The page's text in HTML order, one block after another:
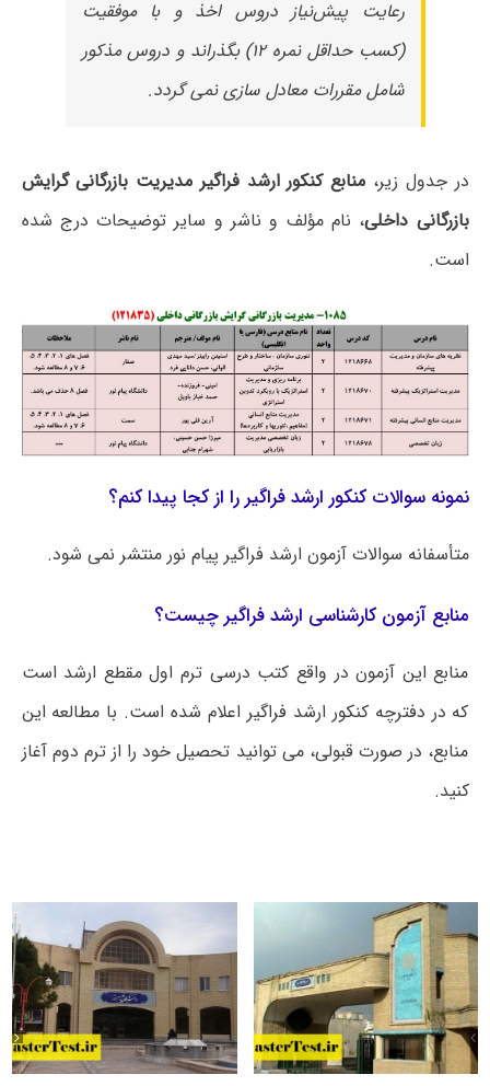
رعایت پیش‌نیاز دروس اخذ و با موفقیت
(کسب حداقل نمره ۱۲) بگذراند و دروس مذکور
شامل مقررات معادل سازی نمی گردد.
در جدول زیر، منابع کنکور ارشد فراگیر مدیریت بازرگانی گرایش
بازرگانی داخلی، نام مؤلف و ناشر و سایر توضیحات درج شده
است.
نمونه سوالات کنکور ارشد فراگیر را از کجا پیدا کنم؟
متأسفانه سوالات آزمون ارشد فراگیر پیام نور منتشر نمی شود.
منابع آزمون کارشناسی ارشد فراگیر چیست؟
منابع این آزمون در واقع کتب درسی ترم اول مقطع ارشد است
که در دفترچه کنکور ارشد فراگیر اعلام شده است. با مطالعه این
منابع، در صورت قبولی، می توانید تحصیل خود را از ترم دوم آغاز
کنید.